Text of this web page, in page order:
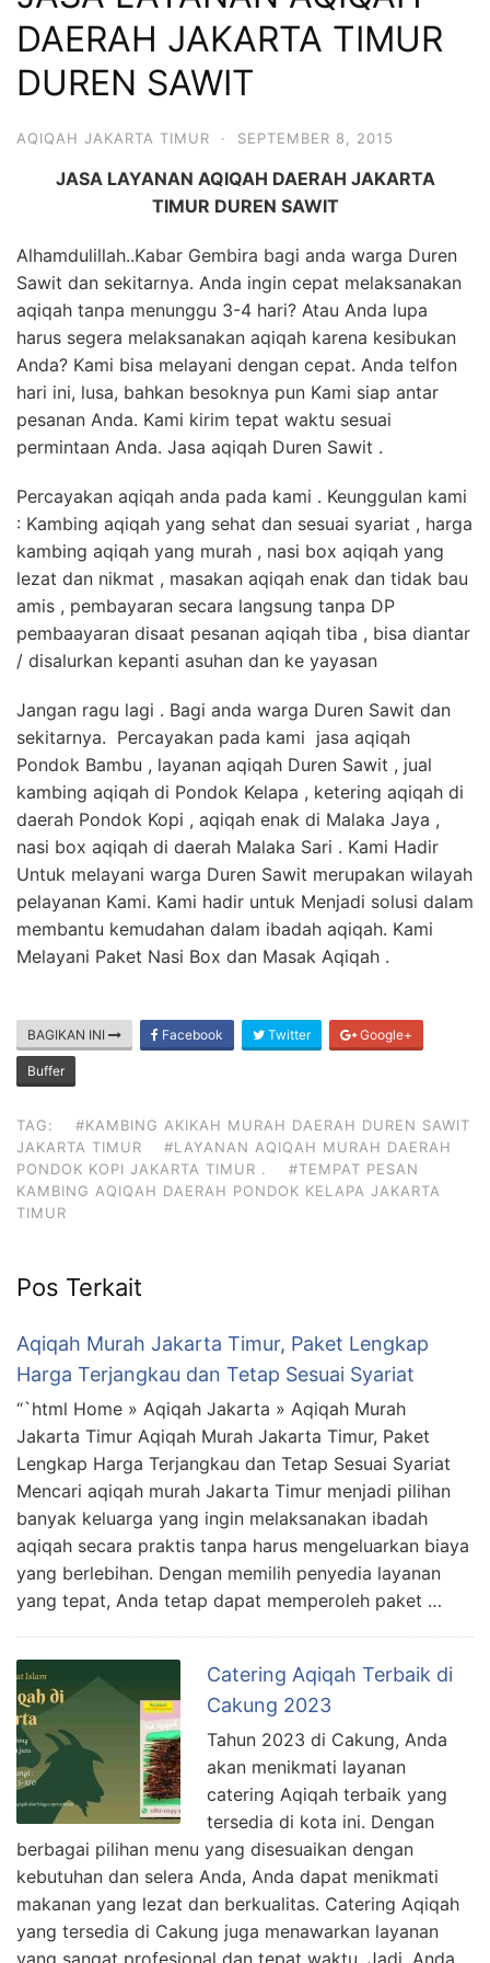
6713
DAERAH JAKARTA TIMUR
DUREN SAWIT
AQIQAH JAKARTA TIMUR · SEPTEMBER 8, 2015
JASA LAYANAN AQIQAH DAERAH JAKARTA
TIMUR DUREN SAWIT
Alhamdulillah..Kabar Gembira bagi anda warga Duren
Sawit dan sekitarnya. Anda ingin cepat melaksanakan
aqiqah tanpa menunggu 3-4 hari? Atau Anda lupa
harus segera melaksanakan aqiqah karena kesibukan
Anda? Kami bisa melayani dengan cepat. Anda telfon
hari ini, lusa, bahkan besoknya pun Kami siap antar
pesanan Anda. Kami kirim tepat waktu sesuai
permintaan Anda. Jasa aqiqah Duren Sawit .
Percayakan aqiqah anda pada kami . Keunggulan kami
: Kambing aqiqah yang sehat dan sesuai syariat , harga
kambing aqiqah yang murah , nasi box aqiqah yang
lezat dan nikmat , masakan aqiqah enak dan tidak bau
amis , pembayaran secara langsung tanpa DP
pembaayaran disaat pesanan aqiqah tiba , bisa diantar
/ disalurkan kepanti asuhan dan ke yayasan
Jangan ragu lagi . Bagi anda warga Duren Sawit dan
sekitarnya. Percayakan pada kami jasa aqiqah
Pondok Bambu , layanan aqiqah Duren Sawit , jual
kambing aqiqah di Pondok Kelapa , ketering aqiqah di
daerah Pondok Kopi , aqiqah enak di Malaka Jaya ,
nasi box aqiqah di daerah Malaka Sari . Kami Hadir
Untuk melayani warga Duren Sawit merupakan wilayah
pelayanan Kami. Kami hadir untuk Menjadi solusi dalam
membantu kemudahan dalam ibadah aqiqah. Kami
Melayani Paket Nasi Box dan Masak Aqiqah .
BAGIKAN INI Facebook Twitter Google+
Buffer
TAG:
#KAMBING AKIKAH MURAH DAERAH DUREN SAWIT
JAKARTA TIMUR
#LAYANAN AQIQAH MURAH DAERAH
PONDOK KOPI JAKARTA TIMUR .
#TEMPAT PESAN
KAMBING AQIQAH DAERAH PONDOK KELAPA JAKARTA
TIMUR
Pos Terkait
Aqiqah Murah Jakarta Timur, Paket Lengkap
Harga Terjangkau dan Tetap Sesuai Syariat
“`html Home » Aqiqah Jakarta » Aqiqah Murah
Jakarta Timur Aqiqah Murah Jakarta Timur, Paket
Lengkap Harga Terjangkau dan Tetap Sesuai Syariat
Mencari aqiqah murah Jakarta Timur menjadi pilihan
banyak keluarga yang ingin melaksanakan ibadah
aqiqah secara praktis tanpa harus mengeluarkan biaya
yang berlebihan. Dengan memilih penyedia layanan
yang tepat, Anda tetap dapat memperoleh paket …
Catering Aqiqah Terbaik di
Cakung 2023
Tahun 2023 di Cakung, Anda
akan menikmati layanan
catering Aqiqah terbaik yang
tersedia di kota ini. Dengan
berbagai pilihan menu yang disesuaikan dengan
kebutuhan dan selera Anda, Anda dapat menikmati
makanan yang lezat dan berkualitas. Catering Aqiqah
yang tersedia di Cakung juga menawarkan layanan